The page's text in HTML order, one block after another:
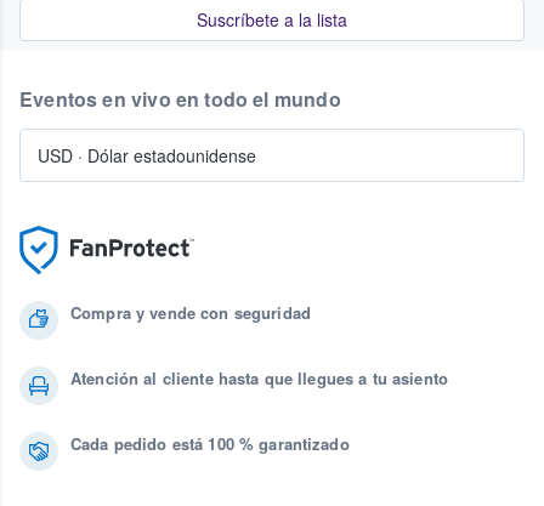
Suscríbete a la lista
Compra y vende con seguridad
Atención al cliente hasta que llegues a tu asiento
Cada pedido está 100 % garantizado
Eventos en vivo en todo el mundo
USD · Dólar estadounidense